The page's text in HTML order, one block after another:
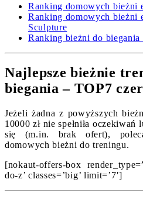
Ranking domowych bieżni
Ranking domowych bieżni
Sculpture
Ranking bieżni do
Najlepsze bieżnie
biegania – TOP7
Jeżeli żadna z powyższych
10000 zł nie spełniła
się (m.in. brak ofert),
domowych bieżni do treningu.
[nokaut-offers-box
do-z’ classes=’big’ limit=’7′]